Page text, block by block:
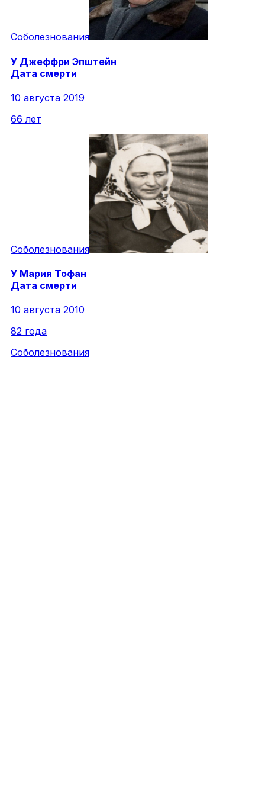
Соболезнования
У Джеффри Эпштейн
Дата смерти
10 августа 2019
66 лет
Соболезнования
У Мария Тофан
Дата смерти
10 августа 2010
82 года
Соболезнования